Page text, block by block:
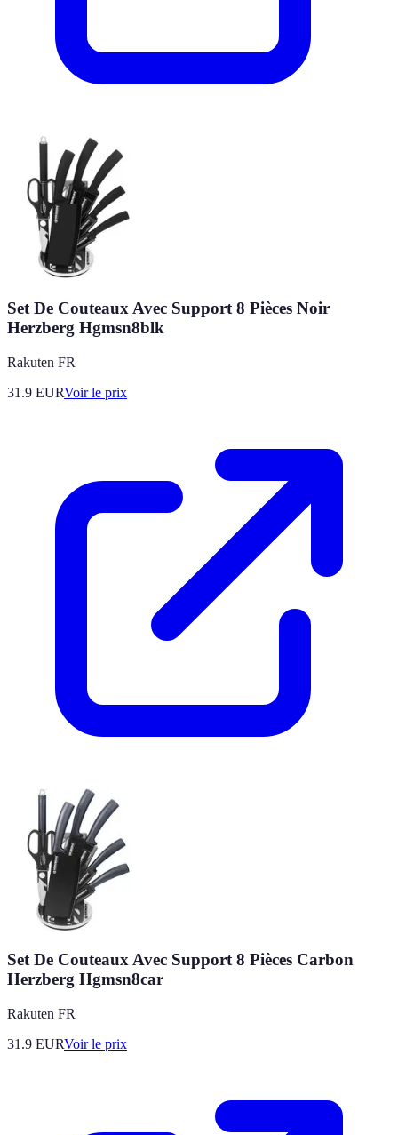
Set De Couteaux Avec Support 8 Pièces Noir
Herzberg Hgmsn8blk
Rakuten FR
31.9 EURVoir le prix
Set De Couteaux Avec Support 8 Pièces Carbon
Herzberg Hgmsn8car
Rakuten FR
31.9 EURVoir le prix